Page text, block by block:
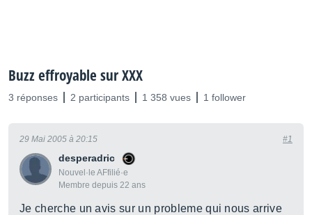
Buzz effroyable sur XXX
3 réponses 2 participants 1 358 vues 1 follower
desperadric
Nouvel·le AFfilié·e
Membre depuis 22 ans
29 Mai 2005 à 20:15 #1
Je cherche un avis sur un probleme qui nous arrive